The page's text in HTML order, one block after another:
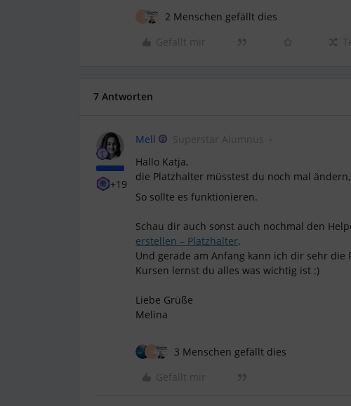
2 Menschen gefällt dies
Gefällt mir
7 Antworten
+19
Mell Superstar Alumnus
Hallo Katja,
die Platzhalter müsstest du noch mal ändern,
So sollte es funktionieren.
Schau dir auch sonst auch nochmal den
erstellen – Platzhalter.
Und gerade am Anfang kann ich dir sehr die
Kursen lernst du alles was wichtig ist :)
Liebe Grüße
Melina
3 Menschen gefällt dies
Gefällt mir